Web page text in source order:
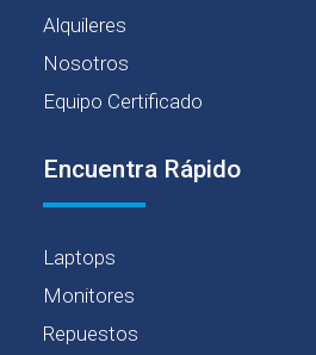
Alquileres
Nosotros
Equipo Certificado
Encuentra Rápido
Laptops
Monitores
Repuestos